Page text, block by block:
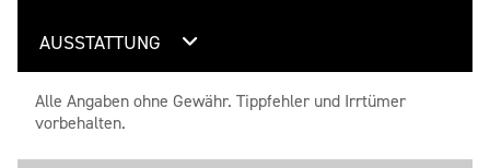
AUSSTATTUNG
Alle Angaben ohne Gewähr. Tippfehler und Irrtümer
vorbehalten.